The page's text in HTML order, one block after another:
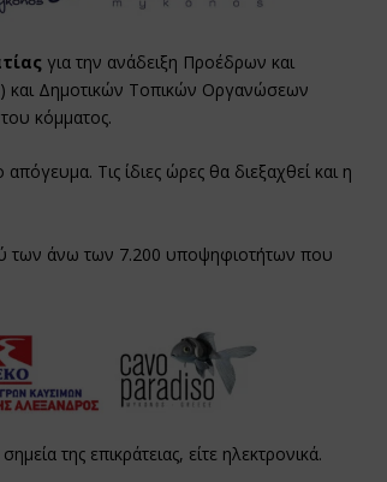
για την ανάδειξη Προέδρων και
και Δημοτικών Τοπικών Οργανώσεων
κόμματος.
Τις ίδιες ώρες θα διεξαχθεί και η
των άνω των 7.200 υποψηφιοτήτων που
της επικράτειας, είτε ηλεκτρονικά.